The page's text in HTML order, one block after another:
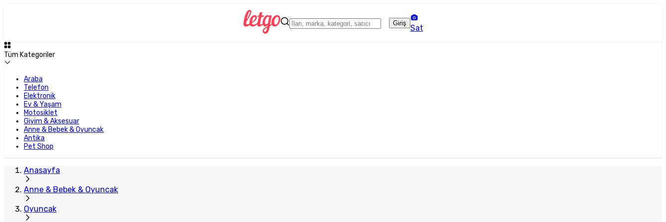
Giriş
Sat
Tüm Kategoriler
Araba
Telefon
Elektronik
Ev & Yaşam
Motosiklet
Giyim & Aksesuar
Anne & Bebek & Oyuncak
Antika
Pet Shop
Anasayfa
Anne & Bebek & Oyuncak
Oyuncak